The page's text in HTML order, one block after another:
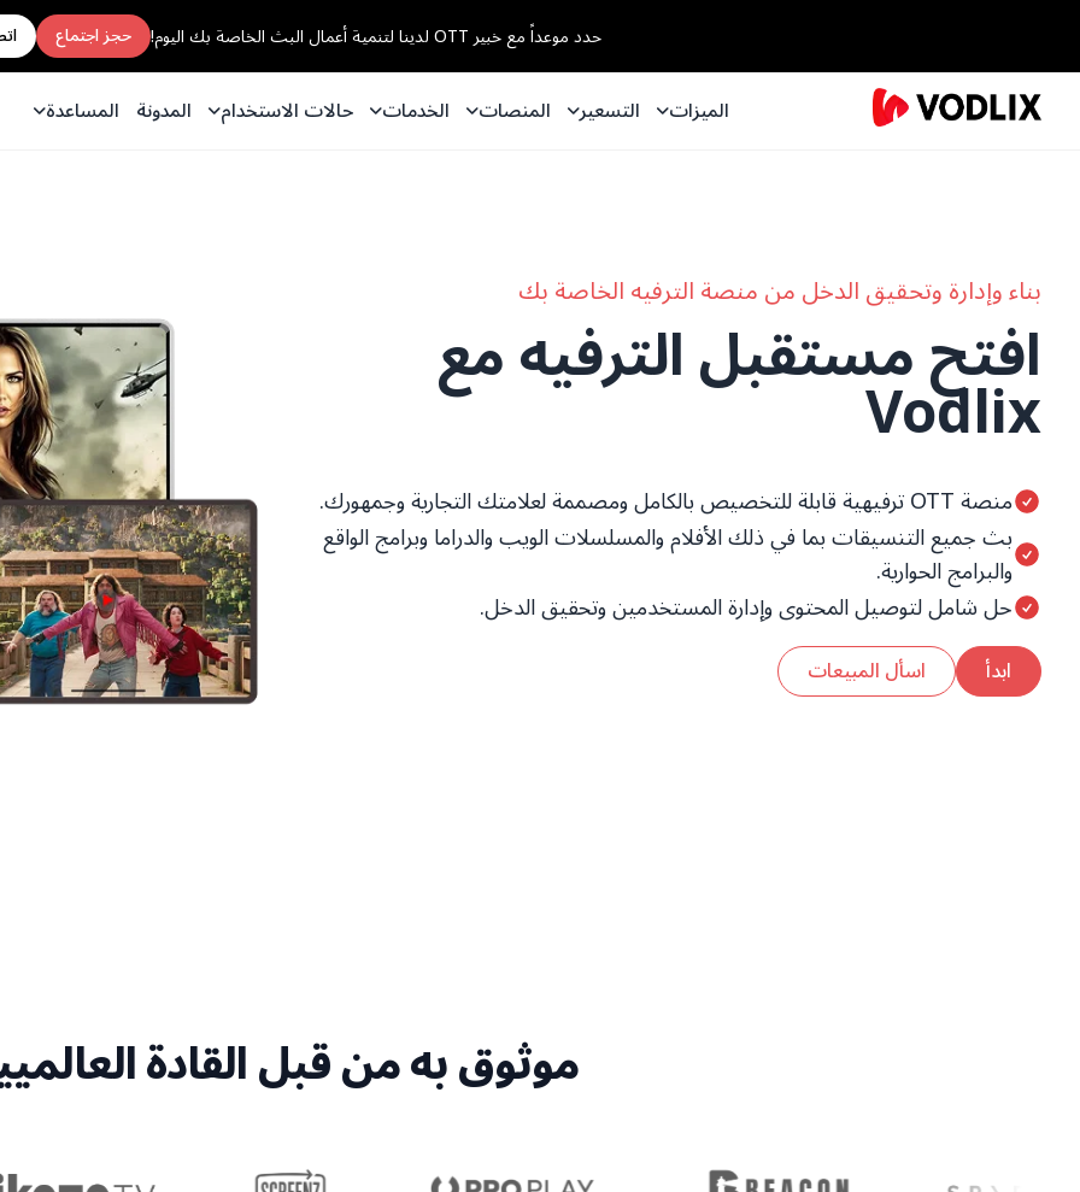
حدد موعداً مع خبير OTT لدينا لتنمية أعمال البث الخاصة بك اليوم! حجز اجتماع
الميزات التسعير المنصات الخدمات حالات الاستخدام المدونة المساعدة
بناء وإدارة وتحقيق الدخل من منصة الترفيه الخاصة بك
افتح مستقبل الترفيه مع
Vodlix
منصة OTT ترفيهية قابلة للتخصيص بالكامل ومصممة لعلامتك التجارية وجمهورك.
بث جميع التنسيقات بما في ذلك الأفلام والمسلسلات الويب والدراما وبرامج الواقع
والبرامج الحوارية.
حل شامل لتوصيل المحتوى وإدارة المستخدمين وتحقيق الدخل.
ابدأ اسأل المبيعات
موثوق به من قبل القادة